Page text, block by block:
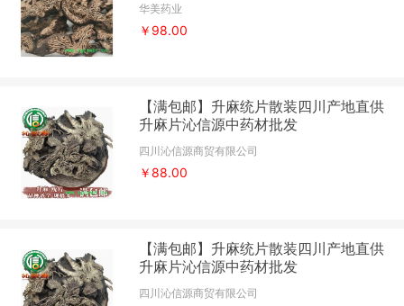
华美药业
￥98.00
【满包邮】升麻统片散装四川产地直供
升麻片沁信源中药材批发
四川沁信源商贸有限公司
￥88.00
【满包邮】升麻统片散装四川产地直供
升麻片沁信源中药材批发
四川沁信源商贸有限公司